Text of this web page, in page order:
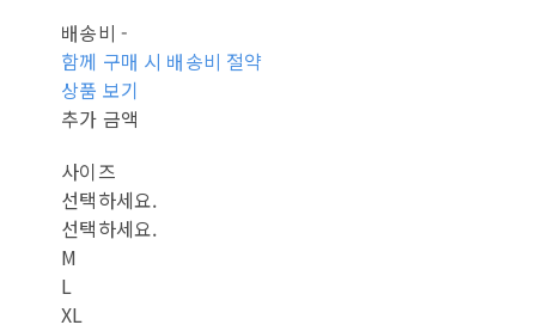
배송비 -
함께 구매 시 배송비 절약
상품 보기
추가 금액
사이즈
선택하세요.
선택하세요.
M
L
XL